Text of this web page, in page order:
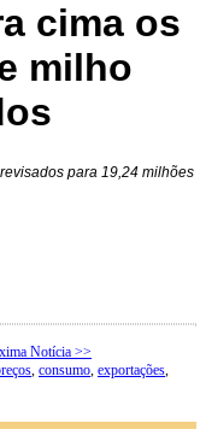
cima os
milho
para 19,24 milhões
Notícia >>
, consumo, exportações,